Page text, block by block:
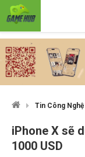
Tin Công Nghệ
iPhone X sẽ
1000 USD